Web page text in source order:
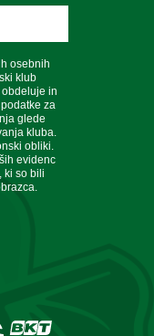
osebnih
klub
in
za
glede
kluba.
obliki.
evidenc
ki so bili